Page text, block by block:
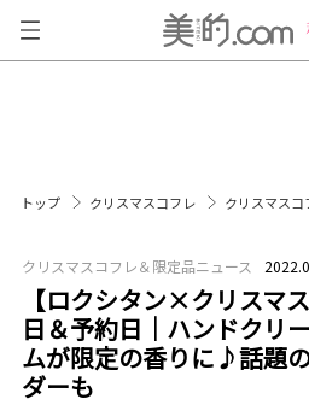
トップ クリスマスコフレ クリスマスコ
クリスマスコフレ＆限定品ニュース
【ロクシタン×クリスマ
日＆予約日｜ハンドクリ
ムが限定の香りに♪話題
ダーも